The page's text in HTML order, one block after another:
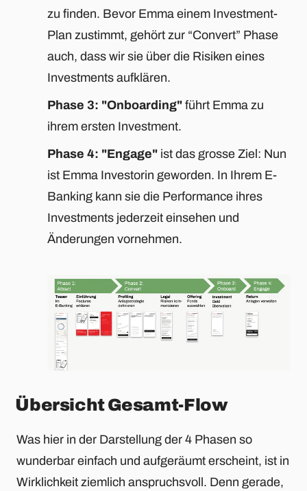
zu finden. Bevor Emma einem Investment-
Plan zustimmt, gehört zur “Convert” Phase
auch, dass wir sie über die Risiken eines
Investments aufklären.
Phase 3: "Onboarding" führt Emma zu
ihrem ersten Investment.
Phase 4: "Engage" ist das grosse Ziel: Nun
ist Emma Investorin geworden. In Ihrem E-
Banking kann sie die Performance ihres
Investments jederzeit einsehen und
Änderungen vornehmen.
Übersicht Gesamt-Flow
Was hier in der Darstellung der 4 Phasen so
wunderbar einfach und aufgeräumt erscheint, ist in
Wirklichkeit ziemlich anspruchsvoll. Denn gerade,